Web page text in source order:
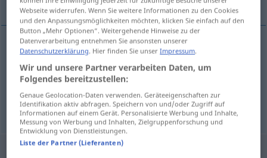
blinzeln,zwinkern
blinken
Webseite widerrufen. Wenn Sie weitere Informationen zu den Cookies
und den Anpassungsmöglichkeiten möchten, klicken Sie einfach auf den
Button „Mehr Optionen“. Weitergehende Hinweise zu der
Datenverarbeitung entnehmen Sie ansonsten unserer
Datenschutzerklärung. Hier finden Sie unserImpressum.
Wir und unsere Partner verarbeiten Daten, um
Folgendes bereitzustellen:
Genaue Geolocation-Daten verwenden. Geräteeigenschaften zur
Identifikation aktiv abfragen. Speichern von und/oder Zugriff auf
Informationen auf einem Gerät. Personalisierte Werbung und Inhalte,
Messung von Werbung und Inhalten, Zielgruppenforschung und
Entwicklung von Dienstleistungen.
Liste der Partner (Lieferanten)